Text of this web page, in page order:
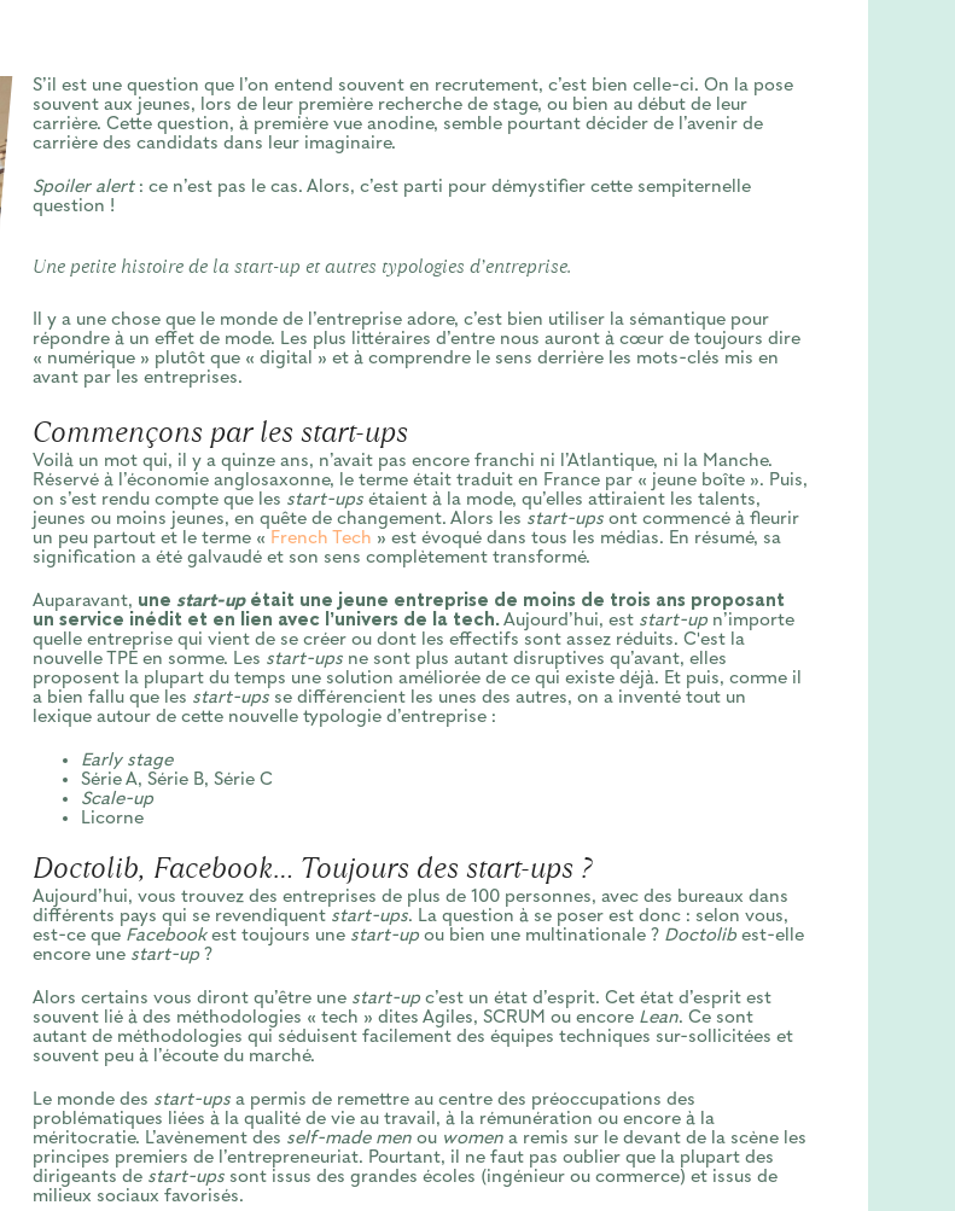
S’il est une question que l’on entend souvent en recrutement, c’est bien celle-ci. On la pose
souvent aux jeunes, lors de leur première recherche de stage, ou bien au début de leur
carrière. Cette question, à première vue anodine, semble pourtant décider de l’avenir de
carrière des candidats dans leur imaginaire.
Spoiler alert: ce n’est pas le cas. Alors, c’est parti pour démystifier cette sempiternelle
question !
Une petite histoire de la start-up et autres typologies d’entreprise.
Il y a une chose que le monde de l’entreprise adore, c’est bien utiliser la sémantique pour
répondre à un effet de mode. Les plus littéraires d’entre nous auront à cœur de toujours dire
« numérique » plutôt que « digital » et à comprendre le sens derrière les mots-clés mis en
avant par les entreprises.
Commençons par les start-ups
Voilà un mot qui, il y a quinze ans, n’avait pas encore franchi ni l’Atlantique, ni la Manche.
Réservé à l’économie anglosaxonne, le terme était traduit en France par « jeune boîte ». Puis,
on s’est rendu compte que les start-upsétaient à la mode, qu’elles attiraient les talents,
jeunes ou moins jeunes, en quête de changement. Alors les start-upsont commencé à fleurir
un peu partout et le terme « French Tech » est évoqué dans tous les médias. En résumé, sa
signification a été galvaudé et son sens complètement transformé.
Auparavant, une start-upétait une jeune entreprise de moins de trois ans proposant
un service inédit et en lien avec l’univers de la tech.Aujourd’hui, est start-upn’importe
quelle entreprise qui vient de se créer ou dont les effectifs sont assez réduits. C'est la
nouvelle TPE en somme. Les start-upsne sont plus autant disruptives qu’avant, elles
proposent la plupart du temps une solution améliorée de ce qui existe déjà. Et puis, comme il
a bien fallu que les start-upsse différencient les unes des autres, on a inventé tout un
lexique autour de cette nouvelle typologie d’entreprise :
Early stage
Série A, Série B, Série C
Scale-up
Licorne
Doctolib, Facebook... Toujours des start-ups ?
Aujourd’hui, vous trouvez des entreprises de plus de 100 personnes, avec des bureaux dans
différents pays qui se revendiquent start-ups. La question à se poser est donc : selon vous,
est-ce que Facebookest toujours une start-upou bien une multinationale ? Doctolibest-elle
encore une start-up?
Alors certains vous diront qu’être une start-upc’est un état d’esprit. Cet état d’esprit est
souvent lié à des méthodologies « tech » dites Agiles, SCRUM ou encore Lean. Ce sont
autant de méthodologies qui séduisent facilement des équipes techniques sur-sollicitées et
souvent peu à l’écoute du marché.
Le monde des start-upsa permis de remettre au centre des préoccupations des
problématiques liées à la qualité de vie au travail, à la rémunération ou encore à la
méritocratie. L’avènement des self-made menou womena remis sur le devant de la scène les
principes premiers de l’entrepreneuriat. Pourtant, il ne faut pas oublier que la plupart des
dirigeants de start-upssont issus des grandes écoles (ingénieur ou commerce) et issus de
milieux sociaux favorisés.